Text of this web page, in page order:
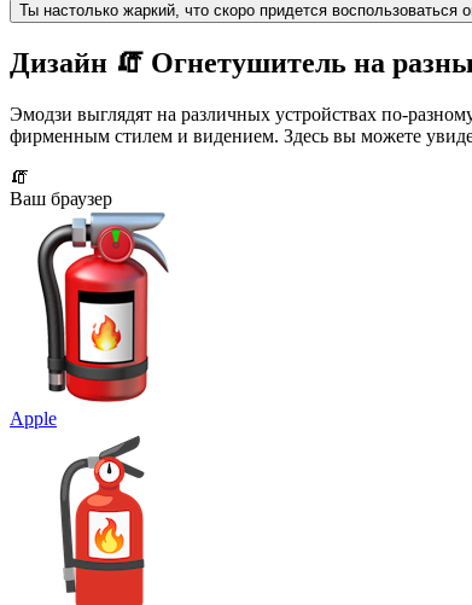
Ты настолько жаркий, что скоро придется воспользоваться
Дизайн 🧯 Огнетушитель на
Эмодзи выглядят на различных устройствах по-
фирменным стилем и видением. Здесь вы можете
🧯
Ваш браузер
Apple